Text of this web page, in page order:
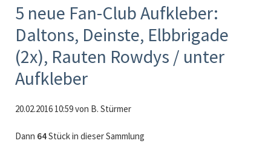
5 neue Fan-Club Aufkleber:
Daltons, Deinste, Elbbrigade
(2x), Rauten Rowdys / unter
Aufkleber
20.02.2016 10:59von B. Stürmer
Dann 64Stück in dieser Sammlung